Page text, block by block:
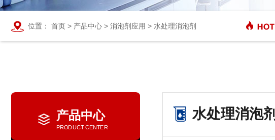
位置： 首页 > 产品中心 > 消泡剂应用 > 水处理消泡剂
产品中心
PRODUCT CENTER
水处理消泡剂